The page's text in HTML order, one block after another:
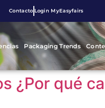
Contacto Login MyEasyfairs
Packaging Trends
¿Por qué